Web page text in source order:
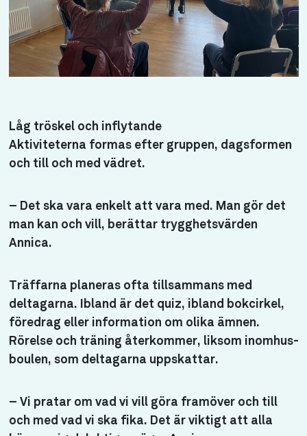
Låg tröskel och inflytande
Aktiviteterna formas efter gruppen, dagsformen
och till och med vädret.
– Det ska vara enkelt att vara med. Man gör det
man kan och vill, berättar trygghetsvärden
Annica.
Träffarna planeras ofta tillsammans med
deltagarna. Ibland är det quiz, ibland bokcirkel,
föredrag eller information om olika ämnen.
Rörelse och träning återkommer, liksom inomhus-
boulen, som deltagarna uppskattar.
– Vi pratar om vad vi vill göra framöver och till
och med vad vi ska fika. Det är viktigt att alla